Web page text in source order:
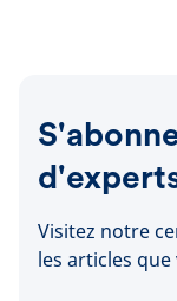
Visitez notre
les articles